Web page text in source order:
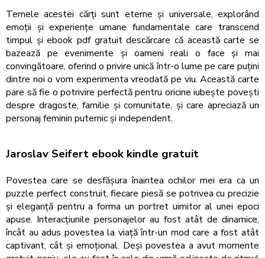
Temele acestei cărți sunt eterne și universale, explorând
emoții și experiențe umane fundamentale care transcend
timpul și ebook pdf gratuit descărcare că această carte se
bazează pe evenimente și oameni reali o face și mai
convingătoare, oferind o privire unică într-o lume pe care puțini
dintre noi o vom experimenta vreodată pe viu. Această carte
pare să fie o potrivire perfectă pentru oricine iubește povești
despre dragoste, familie și comunitate, și care apreciază un
personaj feminin puternic și independent.
Jaroslav Seifert ebook kindle gratuit
Povestea care se desfășura înaintea ochilor mei era ca un
puzzle perfect construit, fiecare piesă se potrivea cu precizie
și eleganță pentru a forma un portret uimitor al unei epoci
apuse. Interacțiunile personajelor au fost atât de dinamice,
încât au adus povestea la viață într-un mod care a fost atât
captivant, cât și emoțional. Deși povestea a avut momente